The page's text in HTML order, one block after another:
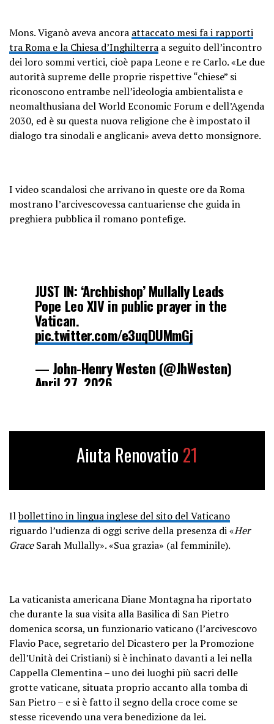
Mons. Viganò aveva ancora attaccato mesi fa i rapporti
tra Roma e la Chiesa d’Inghilterra a seguito dell’incontro
dei loro sommi vertici, cioè papa Leone e re Carlo. «Le due
autorità supreme delle proprie rispettive “chiese” si
riconoscono entrambe nell’ideologia ambientalista e
neomalthusiana del World Economic Forum e dell’Agenda
2030, ed è su questa nuova religione che è impostato il
dialogo tra sinodali e anglicani» aveva detto monsignore.
I video scandalosi che arrivano in queste ore da Roma
mostrano l’arcivescovessa cantuariense che guida in
preghiera pubblica il romano pontefige.
JUST IN: ‘Archbishop’ Mullally Leads
Pope Leo XIV in public prayer in the
Vatican.
pic.twitter.com/e3uqDUMmGj
— John-Henry Westen (@JhWesten)
April 27, 2026
Aiuta Renovatio 21
Ilbollettino in lingua inglese del sito del Vaticano
riguardo l’udienza di oggi scrive della presenza di «Her
GraceSarah Mullally». «Sua grazia» (al femminile).
La vaticanista americana Diane Montagna ha riportato
che durante la sua visita alla Basilica di San Pietro
domenica scorsa, un funzionario vaticano (l’arcivescovo
Flavio Pace, segretario del Dicastero per la Promozione
dell’Unità dei Cristiani) si è inchinato davanti a lei nella
Cappella Clementina – uno dei luoghi più sacri delle
grotte vaticane, situata proprio accanto alla tomba di
San Pietro – e si è fatto il segno della croce come se
stesse ricevendo una vera benedizione da lei.